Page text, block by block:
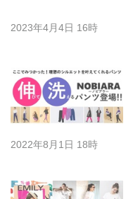
2023年4月4日 16時
2022年8月1日 18時